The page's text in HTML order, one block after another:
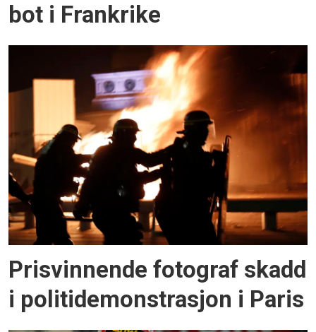
bot i Frankrike
Prisvinnende fotograf skadd
i politidemonstrasjon i Paris